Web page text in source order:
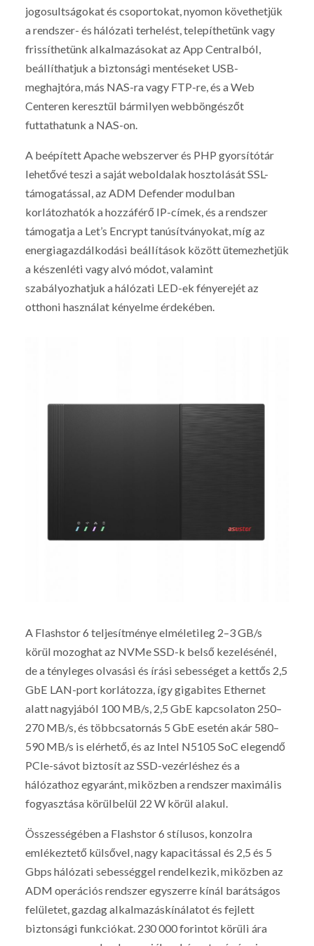
jogosultságokat és csoportokat, nyomon követhetjük
a rendszer- és hálózati terhelést, telepíthetünk vagy
frissíthetünk alkalmazásokat az App Centralból,
beállíthatjuk a biztonsági mentéseket USB-
meghajtóra, más NAS-ra vagy FTP-re, és a Web
Centeren keresztül bármilyen webböngészőt
futtathatunk a NAS-on.
A beépített Apache webszerver és PHP gyorsítótár
lehetővé teszi a saját weboldalak hosztolását SSL-
támogatással, az ADM Defender modulban
korlátozhatók a hozzáférő IP-címek, és a rendszer
támogatja a Let’s Encrypt tanúsítványokat, míg az
energiagazdálkodási beállítások között ütemezhetjük
a készenléti vagy alvó módot, valamint
szabályozhatjuk a hálózati LED-ek fényerejét az
otthoni használat kényelme érdekében.
A Flashstor 6 teljesítménye elméletileg 2–3 GB/s
körül mozoghat az NVMe SSD-k belső kezelésénél,
de a tényleges olvasási és írási sebességet a kettős 2,5
GbE LAN-port korlátozza, így gigabites Ethernet
alatt nagyjából 100 MB/s, 2,5 GbE kapcsolaton 250–
270 MB/s, és többcsatornás 5 GbE esetén akár 580–
590 MB/s is elérhető, és az Intel N5105 SoC elegendő
PCIe-sávot biztosít az SSD-vezérléshez és a
hálózathoz egyaránt, miközben a rendszer maximális
fogyasztása körülbelül 22 W körül alakul.
Összességében a Flashstor 6 stílusos, konzolra
emlékeztető külsővel, nagy kapacitással és 2,5 és 5
Gbps hálózati sebességgel rendelkezik, miközben az
ADM operációs rendszer egyszerre kínál barátságos
felületet, gazdag alkalmazáskínálatot és fejlett
biztonsági funkciókat. 230 000 forintot körüli ára